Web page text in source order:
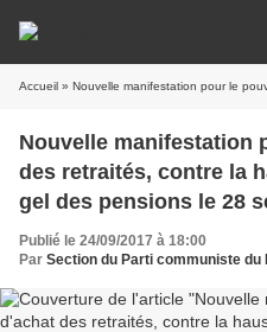
Accueil » Nouvelle manifestation pour le pouvoir d'achat des retraités,
Nouvelle manifestation
des retraités, contre la
gel des pensions le 28
Publié le 24/09/2017 à 18:00
Par Section du Parti communiste du